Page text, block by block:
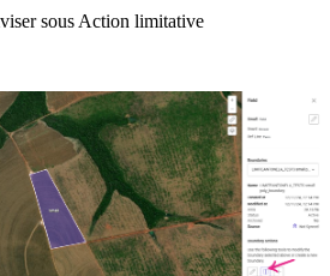
sous Action limitative